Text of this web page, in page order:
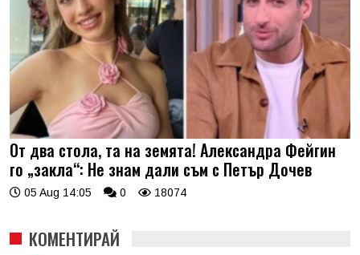
От два стола, та на земята! Александра Фейгин
го „закла“: Не знам дали съм с Петър Дочев
05 Aug 14:05 0 18074
КОМЕНТИРАЙ